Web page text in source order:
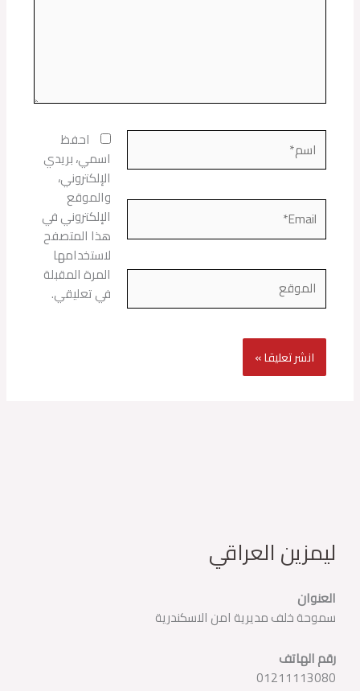
اسم*
Email*
الموقع
احفظ
اسمي، بريدي
الإلكتروني،
والموقع
الإلكتروني في
هذا المتصفح
لاستخدامها
المرة المقبلة
في تعليقي.
ليمزين العراقي
العنوان
سموحة خلف مديرية امن الاسكندرية
رقم الهاتف
01211113080